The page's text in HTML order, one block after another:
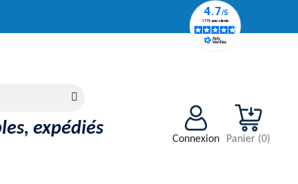
expédiés
Connexion Panier (0)